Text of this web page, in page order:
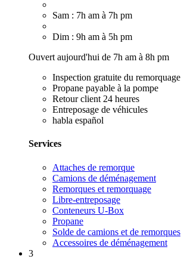
Sam : 7h am à 7h pm
Dim : 9h am à 5h pm
Ouvert aujourd'hui de 7h am à 8h pm
Inspection gratuite du remorquage
Propane payable à la pompe
Retour client 24 heures
Entreposage de véhicules
habla español
Services
Attaches de remorque
Camions de déménagement
Remorques et remorquage
Libre-entreposage
Conteneurs U-Box
Propane
Solde de camions et de remorques
Accessoires de déménagement
3